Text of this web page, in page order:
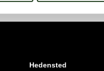
Hedensted